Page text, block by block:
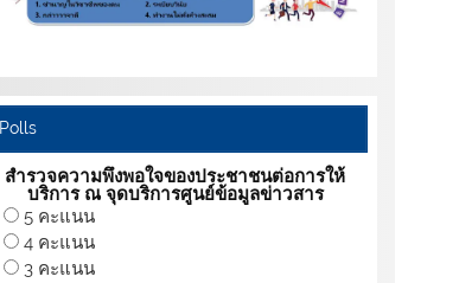
Polls
สำรวจความพึงพอใจของประชาชนต่อการให้
บริการ ณ จุดบริการศูนย์ข้อมูลข่าวสาร
5 คะแนน
4 คะแนน
3 คะแนน